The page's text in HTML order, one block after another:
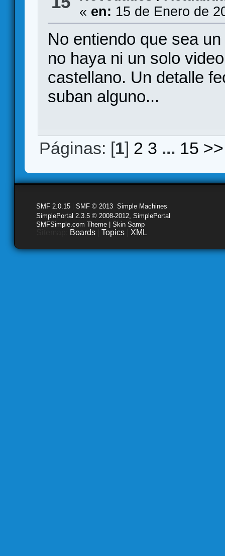
« en: 15 de Enero de
No entiendo que sea
no haya ni un solo
castellano. Un detalle
suban alguno...
Páginas: [1] 2 3 ... 15 >>
SMF 2.0.15 SMF © 2013 Simple Machines
SimplePortal 2.3.5 © 2008-2012, SimplePortal
SMFSimple.com Theme | Skin Samp
Boards Topics XML